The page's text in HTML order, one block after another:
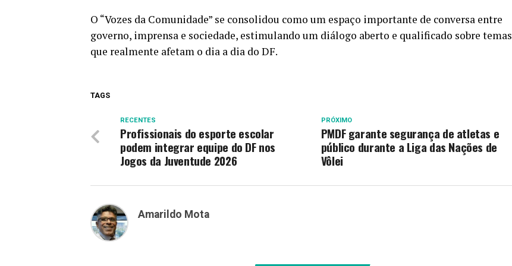
O “Vozes da Comunidade” se consolidou como um espaço importante de conversa entre
governo, imprensa e sociedade, estimulando um diálogo aberto e qualificado sobre temas
que realmente afetam o dia a dia do DF.
TAGS
PRÓXIMO
PMDF garante segurança de atletas e
público durante a Liga das Nações de
Vôlei
RECENTES
Profissionais do esporte escolar
podem integrar equipe do DF nos
Jogos da Juventude 2026
Amarildo Mota